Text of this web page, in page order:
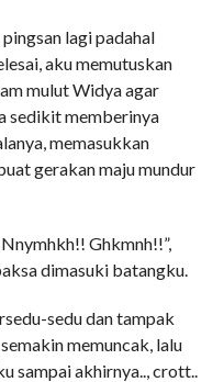
lagi padahal
aku memutuskan
mulut Widya agar
sedikit memberinya
memasukkan
gerakan maju mundur
Ghkmnh!!”,
dimasuki batangku.
sedu dan tampak
memuncak, lalu
sampai akhirnya.., crott..